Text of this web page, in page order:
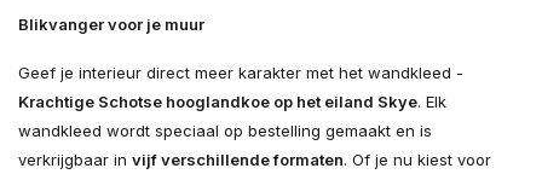
Blikvanger voor je muur
Geef je interieur direct meer karakter met het wandkleed -
Krachtige Schotse hooglandkoe op het eiland Skye. Elk
wandkleed wordt speciaal op bestelling gemaakt en is
verkrijgbaar in vijf verschillende formaten. Of je nu kiest voor